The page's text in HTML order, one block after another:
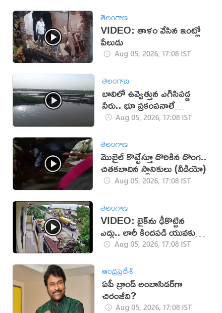
తెలంగాణ
VIDEO: తాళం వేసిన ఇంట్లో
పేలుడు
Aug 05, 2026, 17:08 IST
తెలంగాణ
బావిలో ఉవ్వెత్తున ఎగిసిపడ్డ
నీరు.. భూ ప్రకంపనాలే
కారణమా?
Aug 05, 2026, 17:08 IST
తెలంగాణ
మొబైల్ కొట్టేస్తూ దొరికిన దొంగ..
చితకబాదిన స్థానికులు (వీడియో)
Aug 05, 2026, 17:08 IST
తెలంగాణ
VIDEO: బైక్‌ను ఢీకొట్టిన
ఎద్దు.. లారీ కిందపడి యువకుడు
మృతి!Aug 05, 2026, 17:08 IST
ఆంధ్రప్రదేశ్
ఏపీ బ్రాండ్ అంబాసిడర్‌గా
చిరంజీవి?
Aug 05, 2026, 17:08 IST